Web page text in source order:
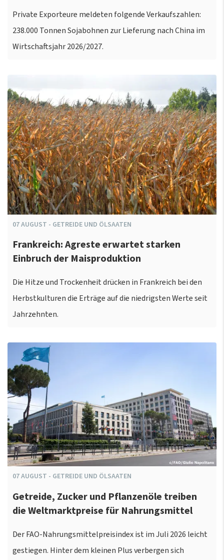
Private Exporteure meldeten folgende Verkaufszahlen:
238.000 Tonnen Sojabohnen zur Lieferung nach China im
Wirtschaftsjahr 2026/2027.
07AUGUST - GETREIDE UND ÖLSAATEN
Frankreich: Agreste erwartet starken
Einbruch der Maisproduktion
Die Hitze und Trockenheit drücken in Frankreich bei den
Herbstkulturen die Erträge auf die niedrigsten Werte seit
Jahrzehnten.
07AUGUST - GETREIDE UND ÖLSAATEN
Getreide, Zucker und Pflanzenöle treiben
die Weltmarktpreise für Nahrungsmittel
Der FAO-Nahrungsmittelpreisindex ist im Juli 2026 leicht
gestiegen. Hinter dem kleinen Plus verbergen sich